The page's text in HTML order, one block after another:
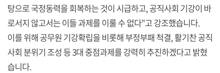
탕으로 국정동력을 회복하는 것이 시급하고, 공직사회 기강이 바
로서지 않고서는 이들 과제를 이룰 수 없다"고 강조했습니다.
이를 위해 공무원 기강확립을 비롯해 부정부패 척결, 활기찬 공직
사회 분위기 조성 등 3대 중점과제를 강력히 추진하겠다고 밝혔
습니다.